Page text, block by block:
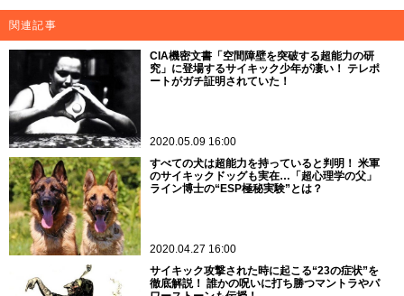
関連記事
CIA機密文書「空間障壁を突破する超能力の研
究」に登場するサイキック少年が凄い！ テレポ
ートがガチ証明されていた！
2020.05.09 16:00
すべての犬は超能力を持っていると判明！ 米軍
のサイキックドッグも実在…「超心理学の父」
ライン博士の“ESP極秘実験”とは？
2020.04.27 16:00
サイキック攻撃された時に起こる“23の症状”を
徹底解説！ 誰かの呪いに打ち勝つマントラやパ